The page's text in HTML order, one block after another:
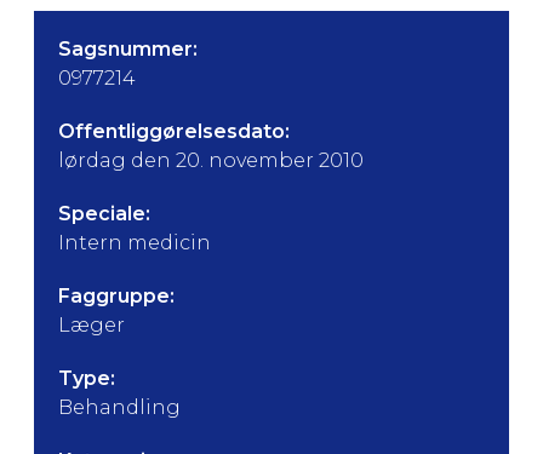
Sagsnummer:
0977214
Offentliggørelsesdato:
lørdag den 20. november 2010
Speciale:
Intern medicin
Faggruppe:
Læger
Type:
Behandling